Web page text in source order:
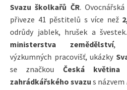
Svazu školkařů ČR.
přiveze 41 pěstitelů s více než
odrůdy jablek, hrušek a
ministerstva zemědělství,
výzkumných pracovišť, ukázky
se značkou Česká květina
zahrádkářského svazu s názvem